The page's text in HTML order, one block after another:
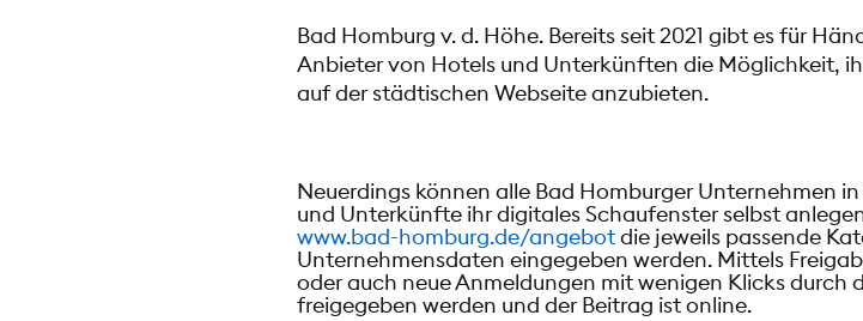
Bad Homburg v. d. Höhe. Bereits seit 2021 gibt es für
Anbieter von Hotels und Unterkünften die Möglichkeit,
auf der städtischen Webseite anzubieten.
Neuerdings können alle Bad Homburger Unternehmen
und Unterkünfte ihr digitales Schaufenster selbst
www.bad-homburg.de/angebotdie jeweils passende
Unternehmensdaten eingegeben werden. Mittels
oder auch neue Anmeldungen mit wenigen Klicks
freigegeben werden und der Beitrag ist online.